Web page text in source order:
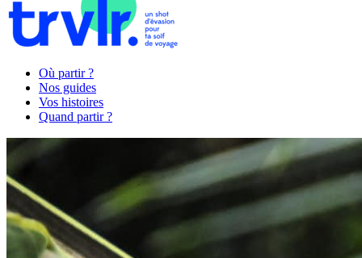
Où partir ?
Nos guides
Vos histoires
Quand partir ?